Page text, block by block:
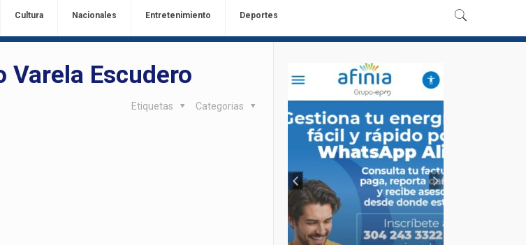
Cultura Nacionales Entretenimiento Deportes
Escudero
Categorias
Etiquetas